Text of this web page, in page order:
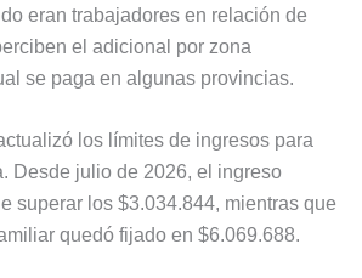
eran trabajadores en relación de
el adicional por zona
se paga en algunas provincias.
los límites de ingresos para
Desde julio de 2026, el ingreso
superar los $3.034.844, mientras que
quedó fijado en $6.069.688.